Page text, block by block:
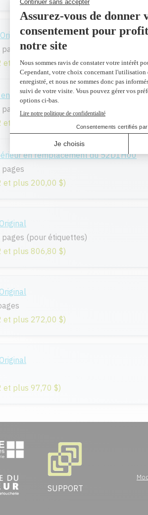
pages
et plus 865,50 $)
remplacement du 52D1H00
et plus 189,70 $)
en remplacement du 52D1H00
et plus 200,00 $)
(pour étiquettes)
et plus 806,80 $)
et plus 272,00 $)
et plus 97,70 $)
SUPPORT